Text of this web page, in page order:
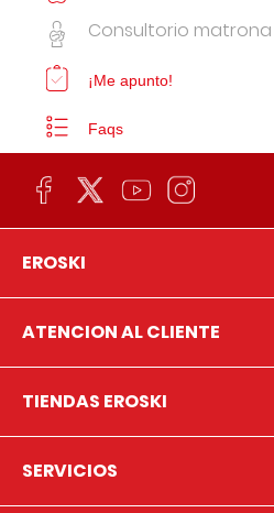
Consultorio matrona
¡Me apunto!
Faqs
EROSKI
ATENCION AL CLIENTE
TIENDAS EROSKI
SERVICIOS